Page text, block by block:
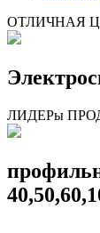
ОТЛИЧНАЯ
ЛИДЕРы